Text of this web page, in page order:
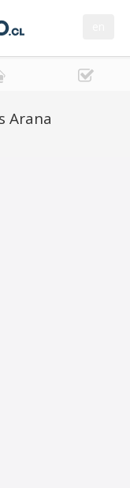
Arana